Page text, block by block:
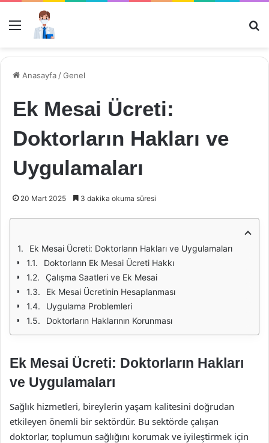
Menü
Anasayfa /Genel
Ek Mesai Ücreti:
Doktorların Hakları ve
Uygulamaları
20 Mart 2025 3 dakika okuma süresi
Ek Mesai Ücreti: Doktorların Hakları ve Uygulamaları
Doktorların Ek Mesai Ücreti Hakkı
Çalışma Saatleri ve Ek Mesai
Ek Mesai Ücretinin Hesaplanması
Uygulama Problemleri
Doktorların Haklarının Korunması
Ek Mesai Ücreti: Doktorların Hakları
ve Uygulamaları
Sağlık hizmetleri, bireylerin yaşam kalitesini doğrudan
etkileyen önemli bir sektördür. Bu sektörde çalışan
doktorlar, toplumun sağlığını korumak ve iyileştirmek için